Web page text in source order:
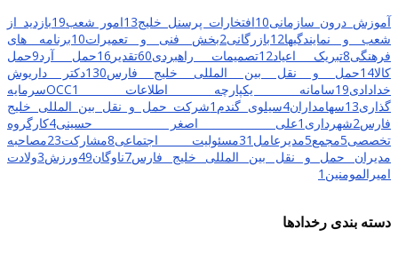
آموزش درون سازمانی10افتخارات پرسنل خلیج13امور شعب19بازدید از
شعب و نمایندگیها12بازرگانی2بخش فنی و تعمیرات10برنامه های
فرهنگی8تبریک اعیاد12تصمیمات راهبردی60تقدیر 16حمل آرد9حمل
کالا14حمل و نقل بین المللی خلیج فارس130دکتر داریوش
خدادادی19سامانه یکپارچه اطلاعات OCC 1
سرمایه
گذاری13سهامداران4سیلوی گندم 1شرکت حمل و نقل بین المللی خلیج
فارس2شهرداری 1علی اصغر حسینی4کارگروه
تخصصی5مجمع5مدیرعامل 31مسئولیت اجتماعی8مشارکت23مصاحبه
مدیران حمل و نقل بین المللی خلیج فارس7ناوگان49ورزش3ولادت
امیرالمومنین 1
دسته بندی رخدادها